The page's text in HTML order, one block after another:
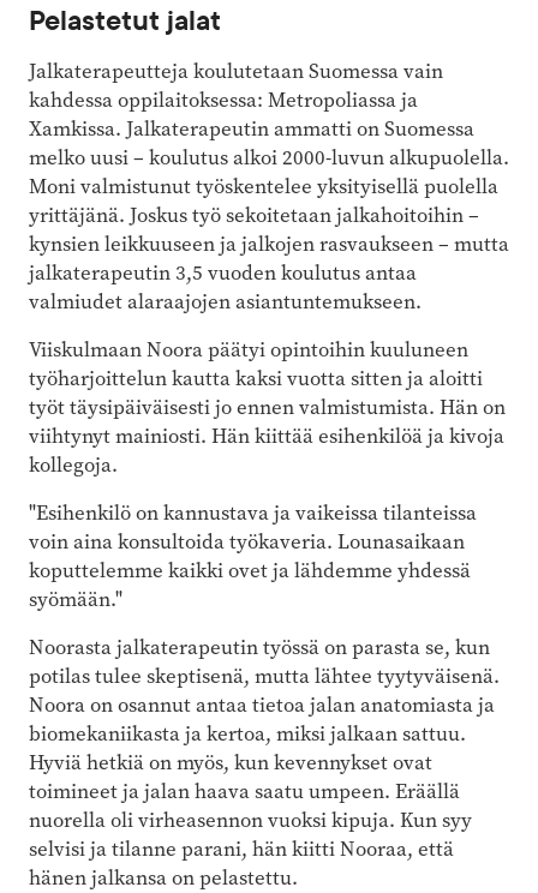
Pelastetut jalat
Jalkaterapeutteja koulutetaan Suomessa vain
kahdessa oppilaitoksessa: Metropoliassa ja
Xamkissa. Jalkaterapeutin ammatti on Suomessa
melko uusi – koulutus alkoi 2000-luvun alkupuolella.
Moni valmistunut työskentelee yksityisellä puolella
yrittäjänä. Joskus työ sekoitetaan jalkahoitoihin –
kynsien leikkuuseen ja jalkojen rasvaukseen – mutta
jalkaterapeutin 3,5 vuoden koulutus antaa
valmiudet alaraajojen asiantuntemukseen.
Viiskulmaan Noora päätyi opintoihin kuuluneen
työharjoittelun kautta kaksi vuotta sitten ja aloitti
työt täysipäiväisesti jo ennen valmistumista. Hän on
viihtynyt mainiosti. Hän kiittää esihenkilöä ja kivoja
kollegoja.
"Esihenkilö on kannustava ja vaikeissa tilanteissa
voin aina konsultoida työkaveria. Lounasaikaan
koputtelemme kaikki ovet ja lähdemme yhdessä
syömään."
Noorasta jalkaterapeutin työssä on parasta se, kun
potilas tulee skeptisenä, mutta lähtee tyytyväisenä.
Noora on osannut antaa tietoa jalan anatomiasta ja
biomekaniikasta ja kertoa, miksi jalkaan sattuu.
Hyviä hetkiä on myös, kun kevennykset ovat
toimineet ja jalan haava saatu umpeen. Eräällä
nuorella oli virheasennon vuoksi kipuja. Kun syy
selvisi ja tilanne parani, hän kiitti Nooraa, että
hänen jalkansa on pelastettu.